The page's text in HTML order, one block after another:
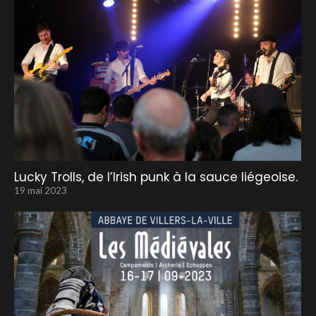
Lucky Trolls, de l’Irish punk à la sauce liégeoise.
19 mai 2023